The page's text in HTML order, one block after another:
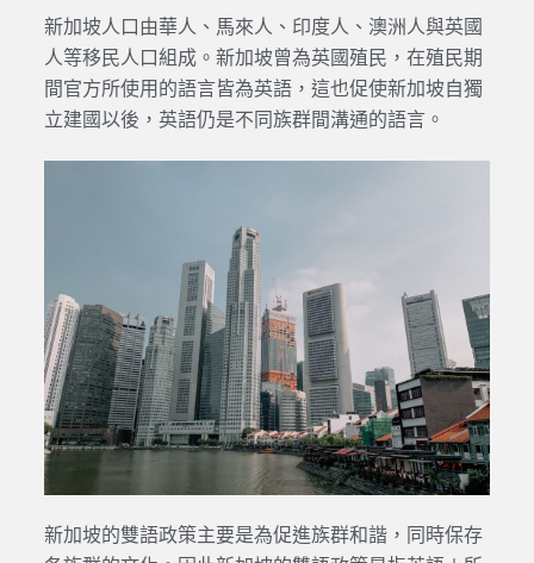
新加坡人口由華人、馬來人、印度人、澳洲人與英國
人等移民人口組成。新加坡曾為英國殖民，在殖民期
間官方所使用的語言皆為英語，這也促使新加坡自獨
立建國以後，英語仍是不同族群間溝通的語言。
新加坡的雙語政策主要是為促進族群和諧，同時保存